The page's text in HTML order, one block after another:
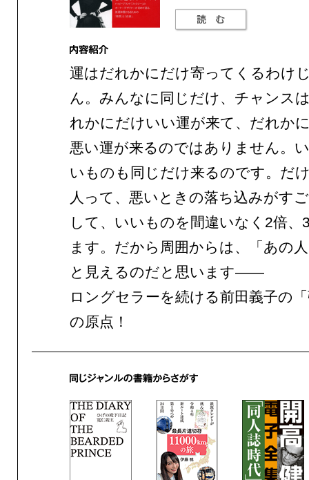
運はだれかにだけ寄ってくるわけ
ん。みんなに同じだけ、チャンス
れかにだけいい運が来て、だれか
悪い運が来るのではありません。
いものも同じだけ来るのです。だ
人って、悪いときの落ち込みがす
して、いいものを間違いなく2倍、
ます。だから周囲からは、「あの
と見えるのだと思います——
ロングセラーを続ける前田義子の
の原点！